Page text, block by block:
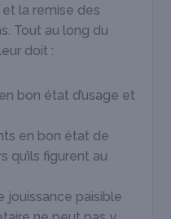
la remise des
Tout au long du
doit :
bon état d’usage et
en bon état de
figurent au
jouissance paisible